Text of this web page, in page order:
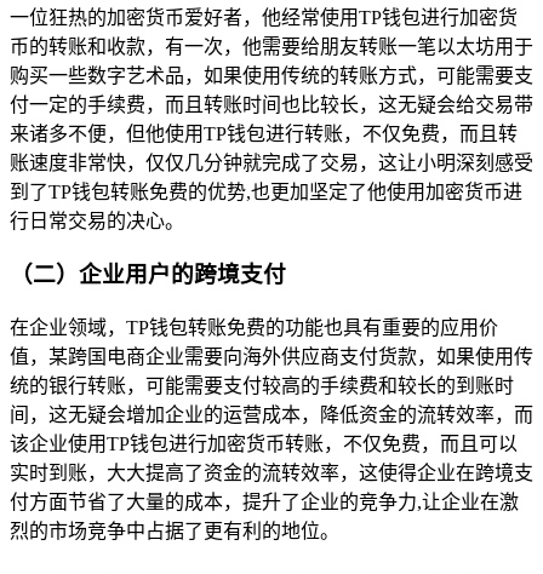
一位狂热的加密货币爱好者，他经常使用TP钱包进行加密货
币的转账和收款，有一次，他需要给朋友转账一笔以太坊用于
购买一些数字艺术品，如果使用传统的转账方式，可能需要支
付一定的手续费，而且转账时间也比较长，这无疑会给交易带
来诸多不便，但他使用TP钱包进行转账，不仅免费，而且转
账速度非常快，仅仅几分钟就完成了交易，这让小明深刻感受
到了TP钱包转账免费的优势,也更加坚定了他使用加密货币进
行日常交易的决心。
（二）企业用户的跨境支付
在企业领域，TP钱包转账免费的功能也具有重要的应用价
值，某跨国电商企业需要向海外供应商支付货款，如果使用传
统的银行转账，可能需要支付较高的手续费和较长的到账时
间，这无疑会增加企业的运营成本，降低资金的流转效率，而
该企业使用TP钱包进行加密货币转账，不仅免费，而且可以
实时到账，大大提高了资金的流转效率，这使得企业在跨境支
付方面节省了大量的成本，提升了企业的竞争力,让企业在激
烈的市场竞争中占据了更有利的地位。